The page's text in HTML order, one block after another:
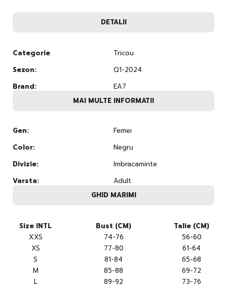
DETALII
Categorie
Tricou
Sezon:
Q1-2024
Brand:
EA7
MAI MULTE INFORMATII
Gen:
Femei
Color:
Negru
Divizie:
Imbracaminte
Varsta:
Adult
GHID MARIMI
Size INTL Bust (CM)
Talie (CM)
XXS
74-76
56-60
XS
77-80
61-64
S
81-84
65-68
M
85-88
69-72
L
89-92
73-76